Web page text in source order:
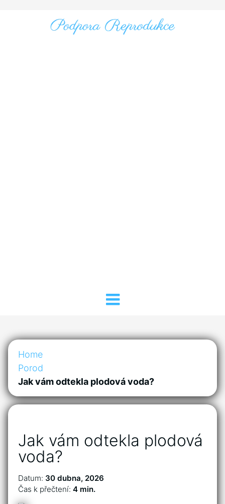
Home
Porod
Jak vám odtekla plodová voda?
Jak vám odtekla plodová
voda?
Datum: 30 dubna, 2026
Čas k přečtení: 4 min.